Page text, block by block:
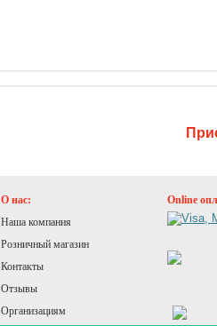
О нас:
Наша компания
Розничный магазин
Контакты
Отзывы
Организациям
Online